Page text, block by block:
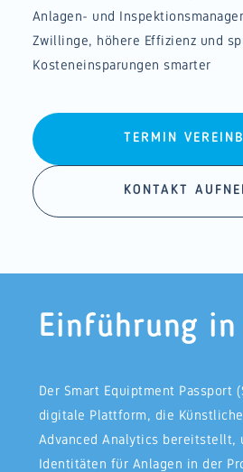
Anlagen- und
Zwillinge, höhere Effizienz und
Kosteneinsparungen smarter
TERMIN
KONTAKT
Einführung in
Der Smart Equiptment Passport
digitale Plattform, die
Advanced Analytics bereitstellt,
Identitäten für Anlagen in der